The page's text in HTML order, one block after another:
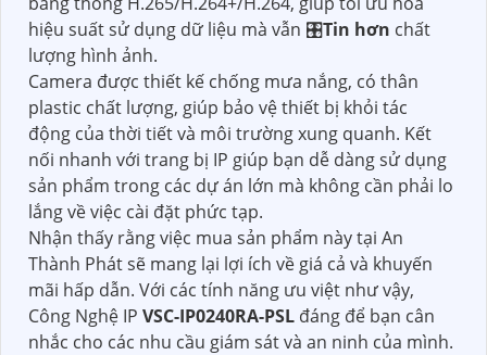
hiệu suất sử dụng dữ liệu mà vẫn 🎛Tin hơn chất
lượng hình ảnh.
Camera được thiết kế chống mưa nắng, có thân
plastic chất lượng, giúp bảo vệ thiết bị khỏi tác
động của thời tiết và môi trường xung quanh. Kết
nối nhanh với trang bị IP giúp bạn dễ dàng sử dụng
sản phẩm trong các dự án lớn mà không cần phải lo
lắng về việc cài đặt phức tạp.
Nhận thấy rằng việc mua sản phẩm này tại An
Thành Phát sẽ mang lại lợi ích về giá cả và khuyến
mãi hấp dẫn. Với các tính năng ưu việt như vậy,
Công Nghệ IP VSC-IP0240RA-PSL đáng để bạn cân
nhắc cho các nhu cầu giám sát và an ninh của mình.